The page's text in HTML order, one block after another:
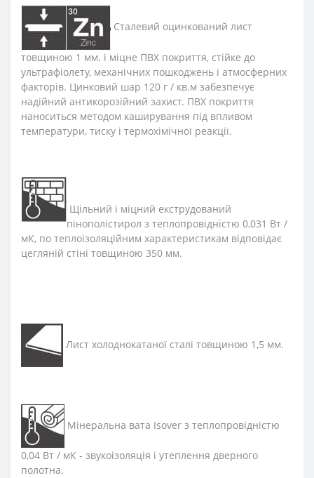
Сталевий оцинкований лист
товщиною 1 мм. і міцне ПВХ покриття, стійке до
ультрафіолету, механічних пошкоджень і атмосферних
факторів. Цинковий шар 120 г / кв.м забезпечує
надійний антикорозійний захист. ПВХ покриття
наноситься методом каширування під впливом
температури, тиску і термохімічної реакції.
Щільний і міцний екструдований
пінополістирол з теплопровідністю 0,031 Вт /
мК, по теплоізоляційним характеристикам відповідає
цегляній стіні товщиною 350 мм.
Лист холоднокатаної сталі товщиною 1,5 мм.
Мінеральна вата Isover з теплопровідністю
0,04 Вт / мК - звукоізоляція і утеплення дверного
полотна.